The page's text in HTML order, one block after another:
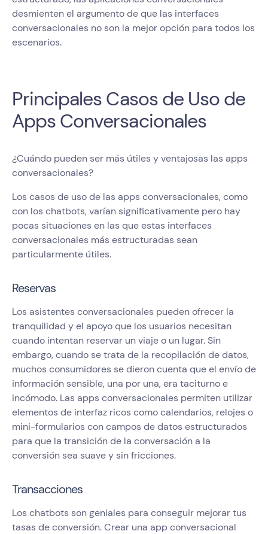
desmienten el argumento de que las interfaces
conversacionales no son la mejor opción para todos los
escenarios.
Principales Casos de Uso de
Apps Conversacionales
¿Cuándo pueden ser más útiles y ventajosas las apps
conversacionales?
Los casos de uso de las apps conversacionales, como
con los chatbots, varían significativamente pero hay
pocas situaciones en las que estas interfaces
conversacionales más estructuradas sean
particularmente útiles.
Reservas
Los asistentes conversacionales pueden ofrecer la
tranquilidad y el apoyo que los usuarios necesitan
cuando intentan reservar un viaje o un lugar. Sin
embargo, cuando se trata de la recopilación de datos,
muchos consumidores se dieron cuenta que el envío de
información sensible, una por una, era taciturno e
incómodo. Las apps conversacionales permiten utilizar
elementos de interfaz ricos como calendarios, relojes o
mini-formularios con campos de datos estructurados
para que la transición de la conversación a la
conversión sea suave y sin fricciones.
Transacciones
Los chatbots son geniales para conseguir mejorar tus
tasas de conversión. Crear una app conversacional